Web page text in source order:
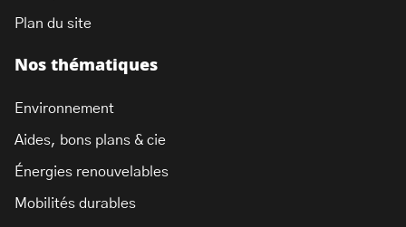
Nos thématiques
Environnement
Aides, bons plans & cie
Énergies renouvelables
Mobilités durables
Plan du site